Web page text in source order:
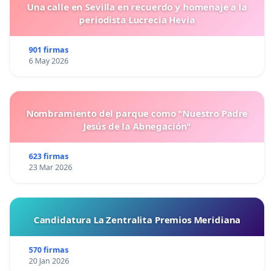
Una calle en Sevilla en recuerdo y homenaje a la
periodista Lucrecia Hevia
901 firmas
6 May 2026
Nombramiento del parque como "Nuestro Padre
Jesús de la Abnegación"
623 firmas
23 Mar 2026
Candidatura La Zentralita Premios Meridiana
570 firmas
20 Jan 2026